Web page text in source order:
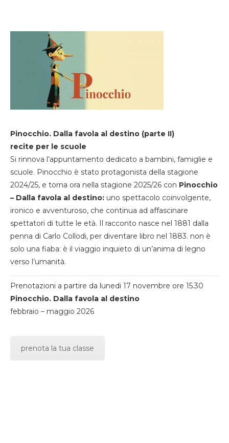
Pinocchio. Dalla favola al destino (parte II)
recite per le scuole
Si rinnova l’appuntamento dedicato a bambini, famiglie e
scuole. Pinocchio è stato protagonista della stagione
2024/25, e torna ora nella stagione 2025/26 con Pinocchio
– Dalla favola al destino: uno spettacolo coinvolgente,
ironico e avventuroso, che continua ad affascinare
spettatori di tutte le età. Il racconto nasce nel 1881 dalla
penna di Carlo Collodi, per diventare libro nel 1883. non è
solo una fiaba: è il viaggio inquieto di un’anima di legno
verso l’umanità.
Prenotazioni a partire da lunedi 17 novembre ore 15.30
Pinocchio. Dalla favola al destino
febbraio – maggio 2026
prenota la tua classe